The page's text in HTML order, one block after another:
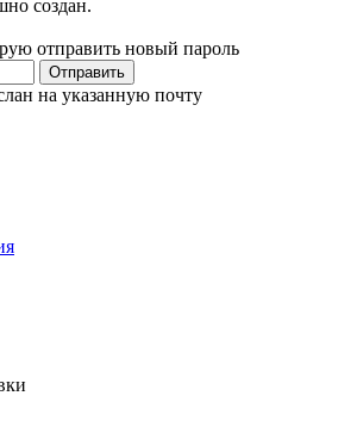
создан.
отправить новый пароль
Отправить
на указанную почту